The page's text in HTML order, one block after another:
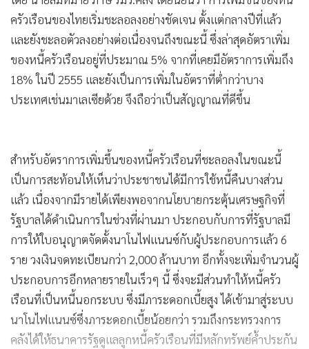
ครัวเรือนของไทยเริ่มชะลอลงอย่างชัดเจน ตั้งแต่กลางปีที่แล้ว
และยังชะลอตัวลงอย่างต่อเนื่องจนถึงขณะนี้ ซึ่งล่าสุดอัตราเพิ่ม
ของหนี้ครัวเรือนอยู่ที่ประมาณ 5% จากที่เคยมีอัตราการเพิ่มถึง
18% ในปี 2555 และยังเป็นการเพิ่มในอัตราที่ต่ำกว่าบาง
ประเทศเช่นมาเลเซียด้วย จึงถือว่าเป็นสัญญาณที่ดีขึ้น
สำหรับอัตราการเพิ่มขึ้นของหนี้ครัวเรือนที่ชะลอลงในขณะนี้
เป็นการสะท้อนให้เห็นว่าประชาชนได้มีการใช้หนี้คืนบางส่วน
แล้ว เนื่องจากมีรายได้เพียงพอจากนโยบายกระตุ้นเศรษฐกิจที่
รัฐบาลได้ดำเนินการในช่วงที่ผ่านมา ประกอบกับการที่รัฐบาลมี
การให้ใบอนุญาตจัดตั้งนาโนไฟแนนซ์กับผู้ประกอบการแล้ว 6
ราย วงเงินจดทะเบียนกว่า 2,000 ล้านบาท อีกทั้งจะเพิ่มจำนวนผู้
ประกอบการอีกหลายรายในเร็วๆ นี้ ซึ่งจะมีส่วนทำให้หนี้ครัว
เรือนที่เป็นหนี้นอกระบบ ซึ่งมีภาระดอกเบี้ยสูง ได้เข้ามาสู่ระบบ
นาโนไฟแนนซ์ซึ่งภาระดอกเบี้ยน้อยกว่า รวมถึงกระทรวงการ
คลังได้ให้ธนาคารรัฐดูแลลูกหนี้ครัวเรือนที่มีหลักทรัพย์ค้ำประกัน